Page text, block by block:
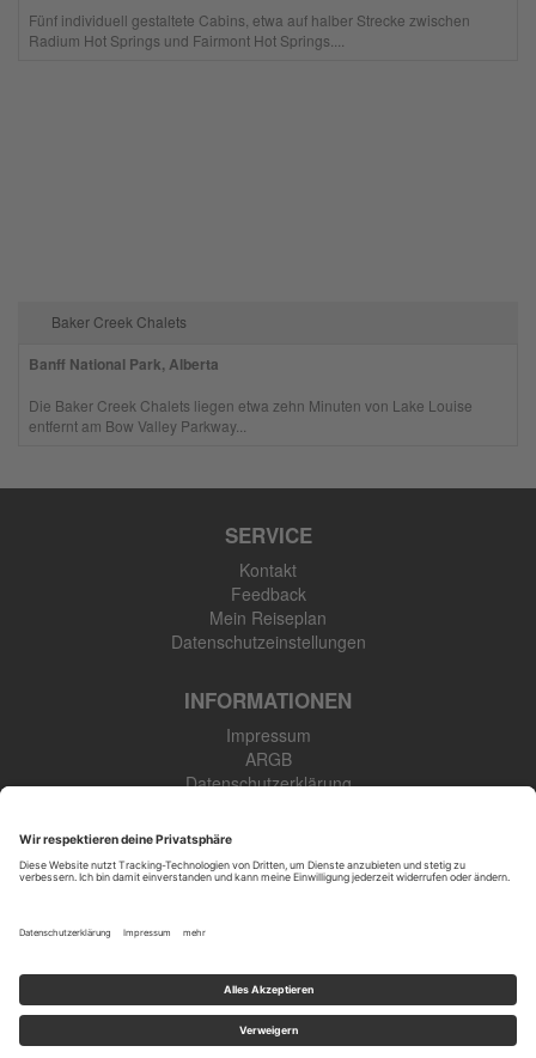
Fünf individuell gestaltete Cabins, etwa auf halber Strecke zwischen
Radium Hot Springs und Fairmont Hot Springs....
Baker Creek Chalets
Banff National Park, Alberta
Die Baker Creek Chalets liegen etwa zehn Minuten von Lake Louise
entfernt am Bow Valley Parkway...
SERVICE
Kontakt
Feedback
Mein Reiseplan
Datenschutzeinstellungen
INFORMATIONEN
Impressum
ARGB
Datenschutzerklärung
48308 Senden-Bösensell
Öffnungszeiten: Mo.-Fr. 09:00-17:00